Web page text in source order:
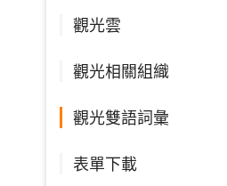
觀光雲
觀光相關組織
觀光雙語詞彙
表單下載